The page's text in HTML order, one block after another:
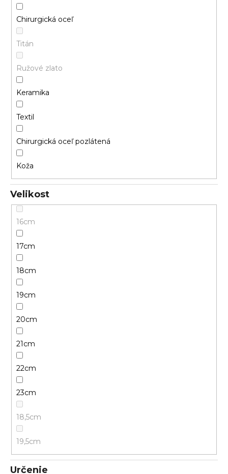
Chirurgická oceľ
Titán
Ružové zlato
Keramika
Textil
Chirurgická oceľ pozlátená
Koža
Velikost
16cm
17cm
18cm
19cm
20cm
21cm
22cm
23cm
18,5cm
19,5cm
Určenie